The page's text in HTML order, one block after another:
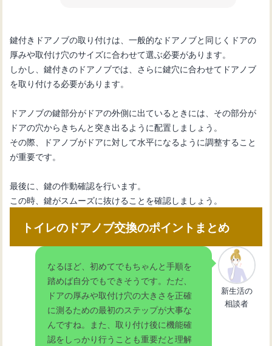
鍵付きドアノブの取り付けは、一般的なドアノブと同じくドアの
厚みや取付け穴のサイズに合わせて選ぶ必要があります。
しかし、鍵付きのドアノブでは、さらに鍵穴に合わせてドアノブ
を取り付ける必要があります。
ドアノブの鍵部分がドアの外側に出ているときには、その部分が
ドアの穴からきちんと突き出るように配置しましょう。
その際、ドアノブがドアに対して水平になるように調整すること
が重要です。
最後に、鍵の作動確認を行います。
この時、鍵がスムーズに抜けることを確認しましょう。
トイレのドアノブ交換のポイントまとめ
なるほど、初めてでもちゃんと手順を
踏めば自分でもできそうです。ただ、
ドアの厚みや取付け穴の大きさを正確
に測るための最初のステップが大事な
んですね。また、取り付け後に機能確
認をしっかり行うことも重要だと理解
新生活の
相談者